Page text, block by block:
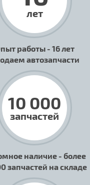
лет
работы - 16 лет
автозапчасти
10 000
запчастей
наличие - более
запчастей на складе